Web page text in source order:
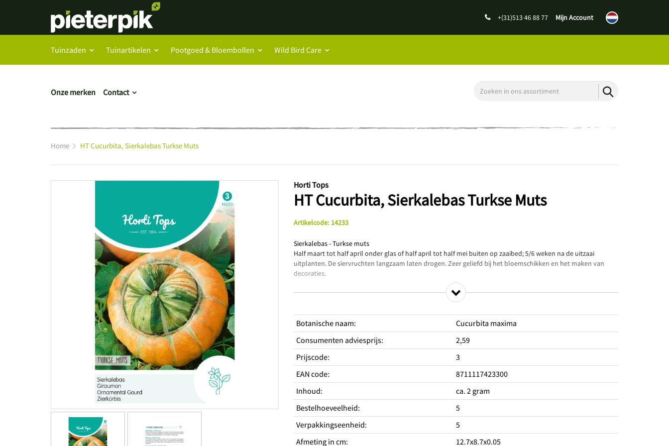
+(31)513 46 88 77 Mijn Account
Tuinzaden Tuinartikelen Pootgoed & Bloembollen Wild Bird Care
Onze merken Contact
Home HT Cucurbita, Sierkalebas Turkse Muts
Horti Tops
HT Cucurbita, Sierkalebas Turkse Muts
Artikelcode: 14233
Sierkalebas - Turkse muts
Half maart tot half april onder glas of half april tot half mei buiten op zaaibed; 5/6 weken na de uitzaai
uitplanten. De siervruchten langzaam laten drogen. Zeer geliefd bij het bloemschikken en het maken van
decoraties.
Fantastische sierobjecten
Ideaal bij het maken van decoraties
Kan lang bewaard worden
Standplaats
Zaaien vollegrond
ja
Standplaats licht
Hoogte
300 cm
Type
Periodes
Zaaitijd binnen van
Zaaitijd binnen tot
april
Botanische naam:
Cucurbita maxima
Consumenten adviesprijs:
2,59
Prijscode:
3
EAN code:
8711117423300
Inhoud:
ca. 2 gram
Bestelhoeveelheid:
5
Verpakkingseenheid:
5
Afmeting in cm: 12.7x8.7x0.05